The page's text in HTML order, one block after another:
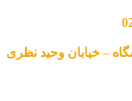
– خیابان وحید نظری